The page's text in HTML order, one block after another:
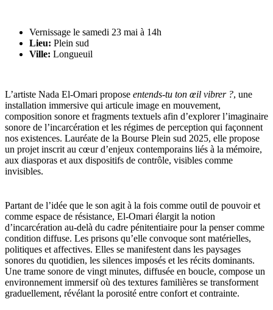
Vernissage le samedi 23 mai à 14h
Lieu: Plein sud
Ville: Longueuil
L’artiste Nada El-Omari propose entends-tu ton œil vibrer ?, une
installation immersive qui articule image en mouvement,
composition sonore et fragments textuels afin d’explorer l’imaginaire
sonore de l’incarcération et les régimes de perception qui façonnent
nos existences. Lauréate de la Bourse Plein sud 2025, elle propose
un projet inscrit au cœur d’enjeux contemporains liés à la mémoire,
aux diasporas et aux dispositifs de contrôle, visibles comme
invisibles.
Partant de l’idée que le son agit à la fois comme outil de pouvoir et
comme espace de résistance, El-Omari élargit la notion
d’incarcération au-delà du cadre pénitentiaire pour la penser comme
condition diffuse. Les prisons qu’elle convoque sont matérielles,
politiques et affectives. Elles se manifestent dans les paysages
sonores du quotidien, les silences imposés et les récits dominants.
Une trame sonore de vingt minutes, diffusée en boucle, compose un
environnement immersif où des textures familières se transforment
graduellement, révélant la porosité entre confort et contrainte.